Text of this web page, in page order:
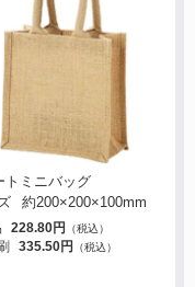
トミニバッグ
約200×200×100mm
228.80円 （税込）
335.50円 （税込）